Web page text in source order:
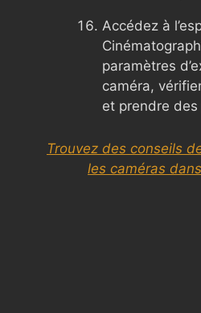
Accédez à
paramètres
caméra,
et prendre
Trouvez des conseils
les caméras